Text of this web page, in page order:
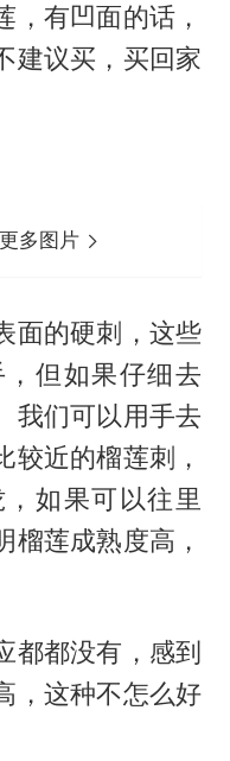
，有凹面的话，
建议买，买回家
多图片
面的硬刺，这些
但如果仔细去
我们可以用手去
较近的榴莲刺，
如果可以往里
榴莲成熟度高，
都都没有，感到
，这种不怎么好